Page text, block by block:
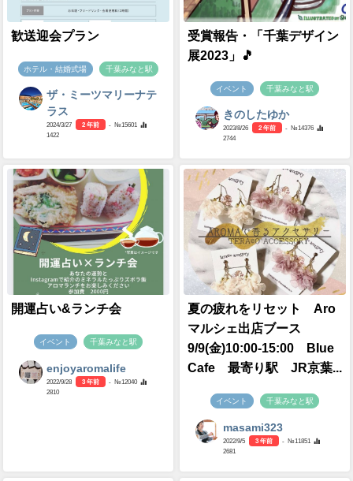
歓送迎会プラン
ホテル・結婚式場 千葉みなと駅
ザ・ミーツマリーナテ
ラス
2024/3/27 2 年前
- №15601
1422
受賞報告・「千葉デザイン
展2023」🎵
イベント 千葉みなと駅
きのしたゆか
2023/8/26 2 年前
- №14376
2744
開運占い&ランチ会
イベント 千葉みなと駅
enjoyaromalife
2022/9/28 3 年前
- №12040
2810
夏の疲れをリセット Aro
マルシェ出店ブース
9/9(金)10:00-15:00 BIue
Cafe 最寄り駅 JR京葉...
イベント 千葉みなと駅
masami323
2022/9/5 3 年前
- №11851
2681